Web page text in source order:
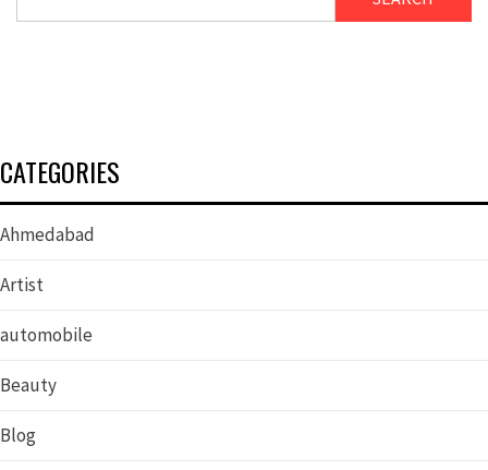
CATEGORIES
Ahmedabad
Artist
automobile
Beauty
Blog